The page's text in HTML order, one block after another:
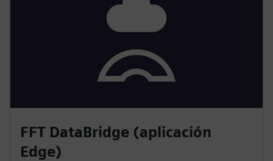
FFT DataBridge (aplicación
Edge)